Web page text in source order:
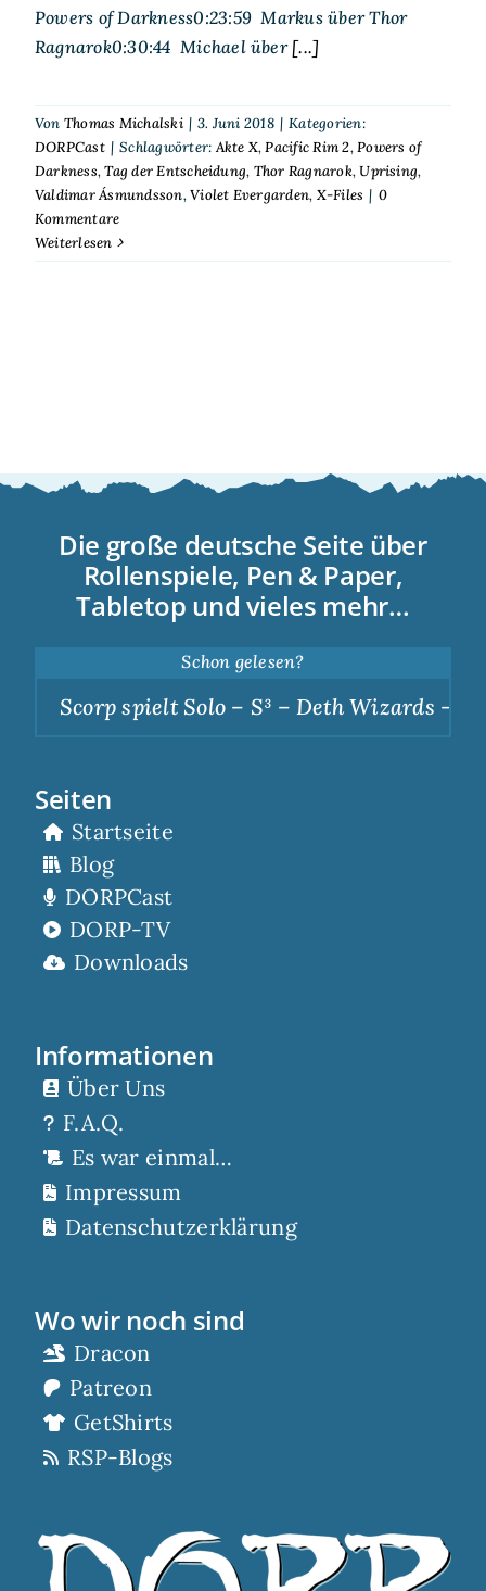
Powers of Darkness0:23:59 Markus über Thor
Ragnarok0:30:44 Michael über[...]
Von Thomas Michalski | 3. Juni 2018 | Kategorien:
DORPCast | Schlagwörter:Akte X,Pacific Rim 2,Powers of
Darkness,Tag der Entscheidung, Thor Ragnarok,Uprising,
Valdimar Ásmundsson,Violet Evergarden, X-Files | 0
Kommentare
Weiterlesen
Die große deutsche Seite über
Rollenspiele, Pen & Paper,
Tabletop und vieles mehr…
Schon gelesen?
Scorp spielt Solo – S³ – Deth Wizards –
Seiten
Startseite
Blog
DORPCast
DORP-TV
Downloads
Informationen
Über Uns
F.A.Q.
Es war einmal…
Impressum
Datenschutzerklärung
Wo wir noch sind
Dracon
Patreon
GetShirts
RSP-Blogs